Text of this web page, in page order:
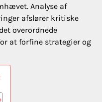
Analyse af
afslører kritiske
overordnede
at forfine strategier og